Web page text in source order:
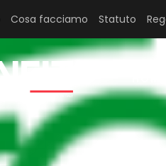
Cosa facciamo Statuto